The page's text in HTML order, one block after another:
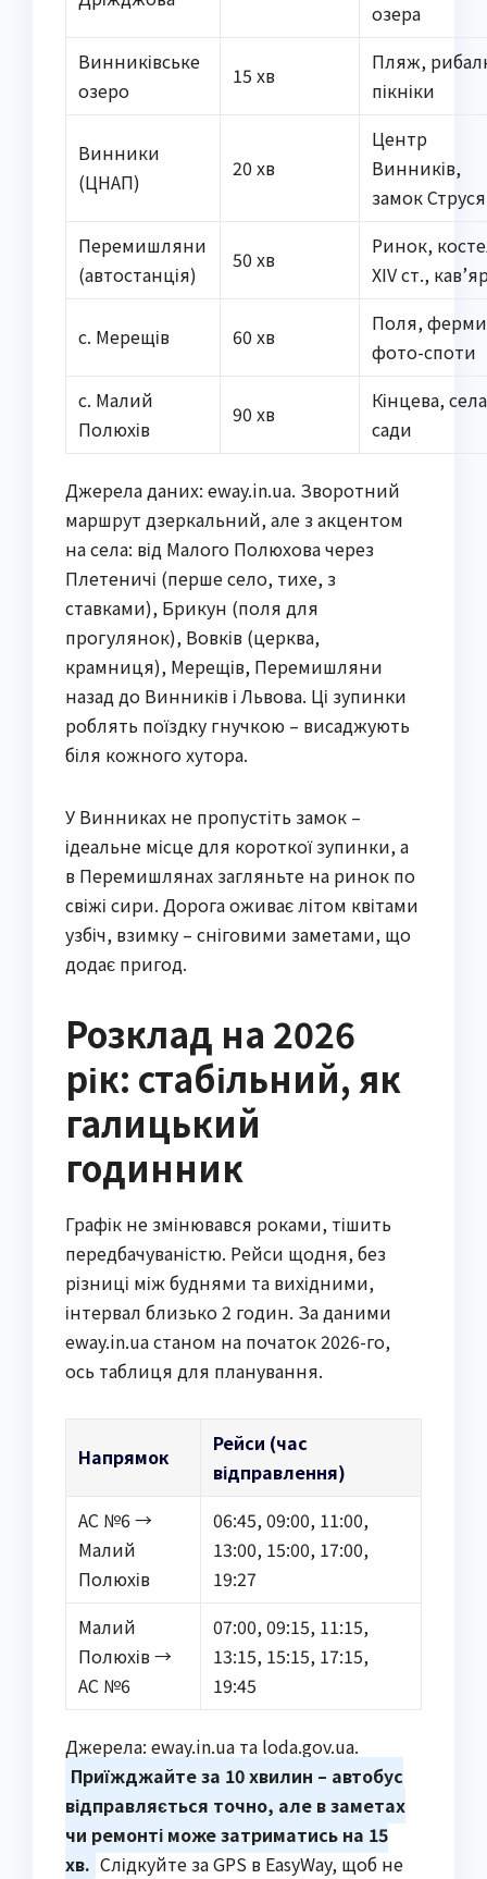
озера
Винниківське
озеро
15 хв
Пляж,
пікніки
Винники
(ЦНАП)
20 хв
Центр
Винників,
замок Струся
Перемишляни
(автостанція)
50 хв
Ринок,
XIV ст.,
с. Мерещів 60 хв
Поля,
фото-споти
с. Малий
Полюхів
90 хв
Кінцева,
сади
Джерела даних: eway.in.ua. Зворотний
маршрут дзеркальний, але з акцентом
на села: від Малого Полюхова через
Плетеничі (перше село, тихе, з
ставками), Брикун (поля для
прогулянок), Вовків (церква,
крамниця), Мерещів, Перемишляни
назад до Винників і Львова. Ці зупинки
роблять поїздку гнучкою – висаджують
біля кожного хутора.
У Винниках не пропустіть замок –
ідеальне місце для короткої зупинки, а
в Перемишлянах загляньте на ринок по
свіжі сири. Дорога оживає літом квітами
узбіч, взимку – сніговими заметами, що
додає пригод.
Розклад на 2026
рік: стабільний, як
галицький
годинник
Графік не змінювався роками, тішить
передбачуваністю. Рейси щодня, без
різниці між буднями та вихідними,
інтервал близько 2 годин. За даними
eway.in.ua станом на початок 2026-го,
ось таблиця для планування.
Напрямок
Рейси (час
відправлення)
АС №6 →
Малий
Полюхів
06:45, 09:00, 11:00,
13:00, 15:00, 17:00,
19:27
Малий
Полюхів →
АС №6
07:00, 09:15, 11:15,
13:15, 15:15, 17:15,
19:45
Джерела: eway.in.ua та loda.gov.ua.
Приїжджайте за 10 хвилин – автобус
відправляється точно, але в заметах
чи ремонті може затриматись на 15
хв. Слідкуйте за GPS в EasyWay, щоб не